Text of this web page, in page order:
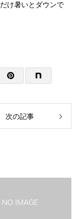
け暑いとダウンで
次の記事